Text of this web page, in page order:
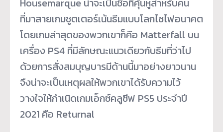
Housemarque น่าจะเป็นชื่อที่คุ้นหูสำหรับคน
ที่มาสายเกมชูตเตอร์เน้นธีมแบบโลกไซไฟอนาคต
โดยเกมล่าสุดของพวกเขาก็คือ Matterfall บน
เครื่อง PS4 ที่มีลักษณะแนวเดียวกับธีมที่ว่าไป
ด้วยการสั่งสมบุญบารมีด้านนี้มาอย่างยาวนาน
จึงน่าจะเป็นเหตุผลให้พวกเขาได้รับความไว้
วางใจให้กำเนิดเกมเอ็กซ์คลูซีฟ PS5 ประจำปี
2021 คือ Returnal